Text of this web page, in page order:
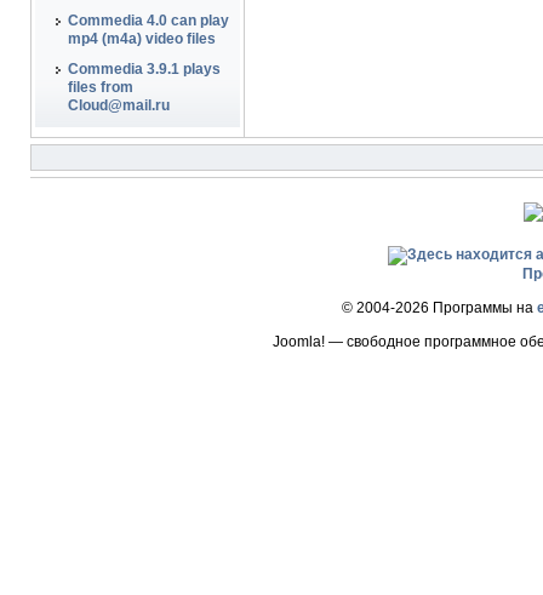
Commedia 4.0 can play
mp4 (m4a) video files
Commedia 3.9.1 plays
files from
Cloud@mail.ru
© 2004-2026 Программы на
Joomla! — свободное программное